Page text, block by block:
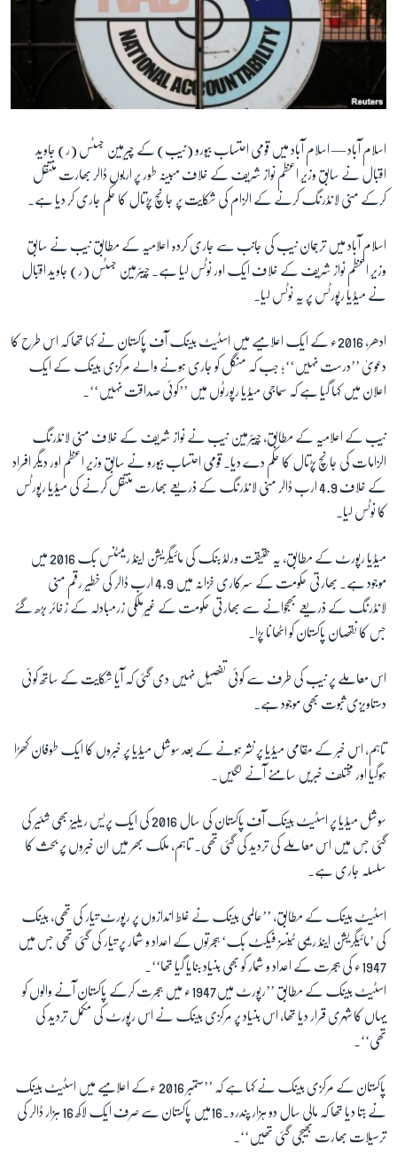
آرٹ
آزادیٔ صحافت
صحت
دلچسپ و عجیب
ویڈیوز
آڈیو
اسپیشل کوریج
اداریہ
FOLLOW US
زبان
اسلام آباد — اسلام آباد میں قومی احتساب بیورو (نیب) کے چیرمین جسٹس (ر) جاوید
اقبال نے سابق وزیر اعظم نواز شریف کے خلاف مبینہ طور پر اربوں ڈالر بھارت منتقل
کرکے منی لانڈرنگ کرنے کے الزام کی شکایت پر جانچ پڑتال کا حکم جاری کر دیا ہے۔
اسلام آباد میں ترجمان نیب کی جانب سے جاری کردہ اعلامیہ کے مطابق نیب نے سابق
وزیر اعظم نواز شریف کے خلاف ایک اور نوٹس لیا ہے۔ چیئرمین جسٹس (ر) جاوید اقبال
نے میڈیا رپورٹس پر یہ نوٹس لیا۔
ادھر، 2016ء کے ایک اعلامیے میں اسٹیٹ بینک آف پاکستان نے کہا تھا کہ اس طرح کا
دعویٰ ’’درست نہیں‘‘؛ جب کہ منگل کو جاری ہونے والے مرکزی بینک کے ایک
اعلان میں کہا گیا ہے کہ سماجی میڈیا رپورٹوں میں ’’کوئی صداقت نہیں‘‘۔
نیب کے اعلامیہ کے مطابق، چیئرمین نیب نے نواز شریف کے خلاف منی لانڈرنگ
الزامات کی جانچ پڑتال کا حکم دے دیا۔ قومی احتساب بیورو نے سابق وزیر اعظم اور دیگر افراد
کے خلاف 4.9 ارب ڈالر منی لانڈرنگ کے ذریعے بھارت منتقل کرنے کی میڈیا رپورٹس
کا نوٹس لیا۔
میڈیا رپورٹ کے مطابق، یہ حقیقت ورلڈ بنک کی مائیگریشن اینڈ ریمٹنس بک 2016 میں
موجود ہے۔ بھارتی حکومت کے سرکاری خزانہ میں 4.9 ارب ڈالر کی خطیر رقم منی
لانڈرنگ کے ذریعے بھجوانے سے بھارتی حکومت کے غیرملکی زرمبادلہ کے زخائر بڑھ گئے
جس کا نقصان پاکستان کو اٹھانا پڑا۔
اس معاملے پر نیب کی طرف سے کوئی تفصیل نہیں دی گئی کہ آیا شکایت کے ساتھ کوئی
دستاویزی ثبوت بھی موجود ہے۔
تاہم، اس خبر کے مقامی میڈیا پر نشر ہونے کے بعد سوشل میڈیا پر خبروں کا ایک طوفان کھڑا
ہوگیا اور مختلف خبریں سامنے آنے لگیں۔
سوشل میڈیا پر اسٹیٹ بینک آف پاکستان کی سال 2016 کی ایک پریس ریلیز بھی شئیر کی
گئی جس میں اس معاملے کی تردید کی گئی تھی۔ تاہم، ملک بھر میں ان خبروں پر بحث کا
سلسلہ جاری ہے۔
اسٹیٹ بینک کے مطابق، ’’عالمی بینک نے غلط اندازوں پر رپورٹ تیار کی تھی، بینک
کی ’مائیگریشن اینڈ ریمی ٹینسز فیکٹ بک‘ ہجرتوں کے اعداد و شمار پر تیار کی گئی تھی جس میں
1947ء کی ہجرت کے اعداد و شمار کو بھی بنیاد بنایا گیا تھا‘‘۔
اسٹیٹ بینک کے مطابق ’’رپورٹ میں1947ء میں ہجرت کرکے پاکستان آنے والوں کو
یہاں کا شہری قرار دیا تھا، اس بنیاد پر مرکزی بینک نے اس رپورٹ کی مکمل تردید کی
تھی‘‘۔
پاکستان کے مرکزی بینک نے کہا ہے کہ ’’ستمبر 2016 ءکے اعلامیے میں اسٹیٹ بینک
نے بتا دیا تھا کہ مالی سال دو ہزار پندرہ۔16میں پاکستان سے صرف ایک لاکھ 16 ہزار ڈالر کی
ترسیلات بھارت بھیجی گئی تھیں‘‘۔